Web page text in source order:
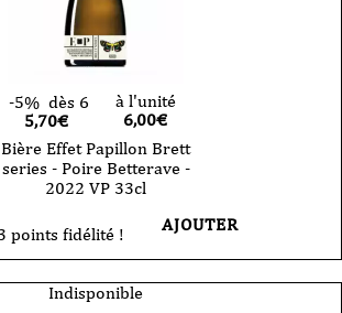
-5% dès 6
5,70€
à l'unité
6,00€
Bière Effet Papillon Brett
series - Poire Betterave -
2022 VP 33cl
points fidélité ! AJOUTER
Indisponible